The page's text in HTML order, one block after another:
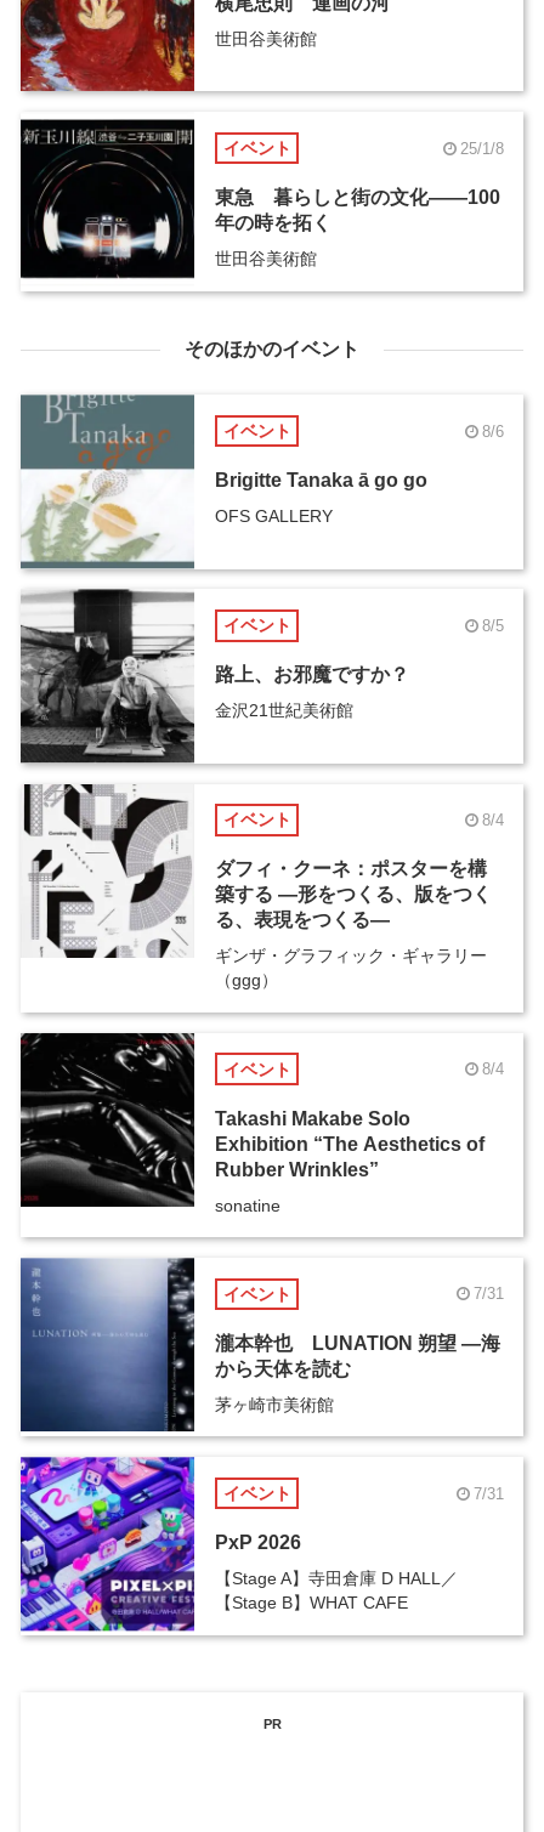
世田谷美術館
イベント 25/1/8
東急 暮らしと街の文化――100
年の時を拓く
世田谷美術館
そのほかのイベント
イベント 8/6
Brigitte Tanaka ā go go
OFS GALLERY
イベント 8/5
路上、お邪魔ですか？
金沢21世紀美術館
イベント 8/4
ダフィ・クーネ：ポスターを構
築する ―形をつくる、版をつく
る、表現をつくる―
ギンザ・グラフィック・ギャラリー
（ggg）
イベント 8/4
Takashi Makabe Solo
Exhibition “The Aesthetics of
Rubber Wrinkles”
sonatine
イベント 7/31
瀧本幹也 LUNATION 朔望 ―海
から天体を読む
茅ヶ崎市美術館
イベント 7/31
PxP 2026
【Stage A】寺田倉庫 D HALL／
【Stage B】WHAT CAFE
PR